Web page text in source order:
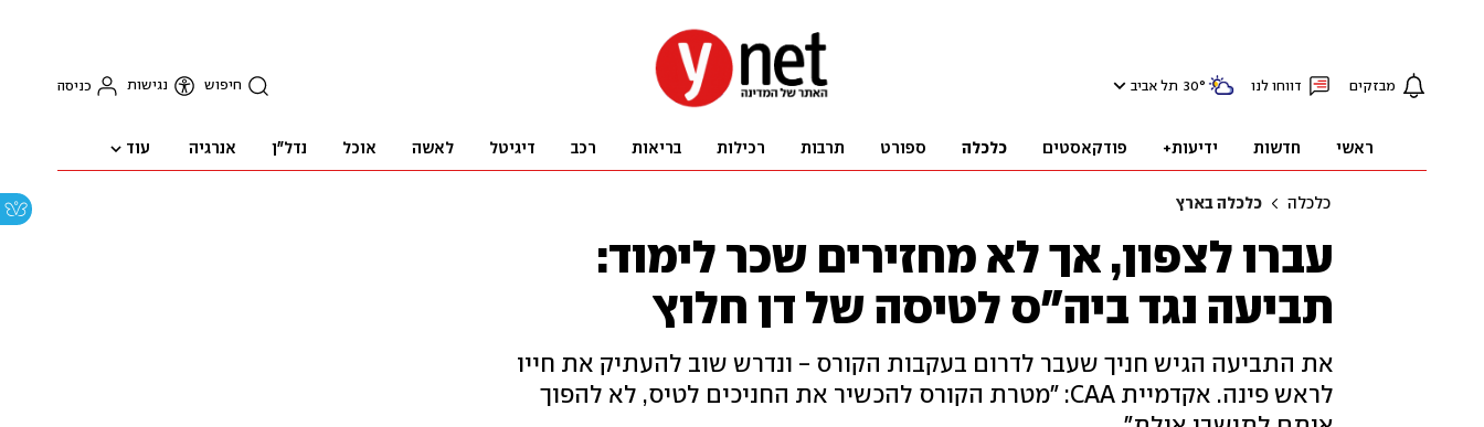
מבזקים דווחו לנו 30° תל אביב חיפוש נגישות כניסה
ראשי חדשות ידיעות+ פודקאסטים כלכלה ספורט תרבות רכילות בריאות רכב דיגיטל לאשה אוכל נדל"ן אנרגיה עוד
כלכלה כלכלה בארץ
עברו לצפון, אך לא מחזירים שכר לימוד:
תביעה נגד ביה"ס לטיסה של דן חלוץ
את התביעה הגיש חניך שעבר לדרום בעקבות הקורס - ונדרש שוב להעתיק את חייו
לראש פינה. אקדמיית CAA: "מטרת הקורס להכשיר את החניכים לטיס, לא להפוך